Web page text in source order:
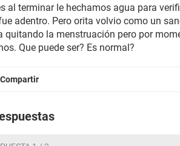
al terminar le hechamos agua para
adentro. Pero orita volvio como un
quitando la menstruación pero por
Que puede ser? Es normal?
Compartir